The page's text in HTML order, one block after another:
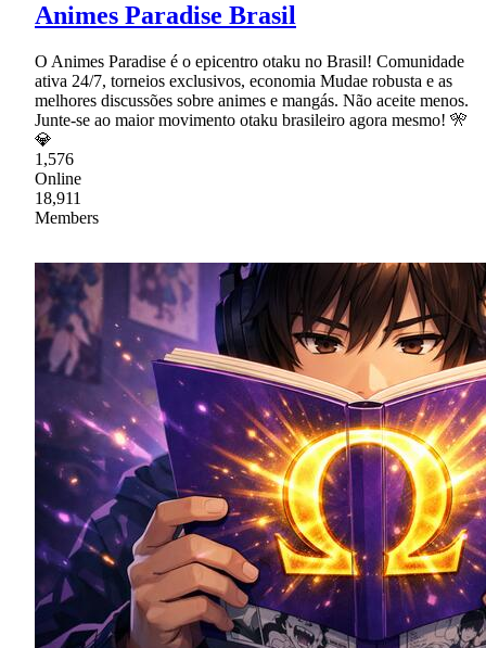
Animes Paradise Brasil
O Animes Paradise é o epicentro otaku no Brasil! Comunidade
ativa 24/7, torneios exclusivos, economia Mudae robusta e as
melhores discussões sobre animes e mangás. Não aceite menos.
Junte-se ao maior movimento otaku brasileiro agora mesmo! 🎌
💎
1,576
Online
18,911
Members